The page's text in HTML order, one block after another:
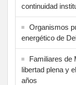
continuidad
Organismos
energético de
Familiares de
libertad plena y
años